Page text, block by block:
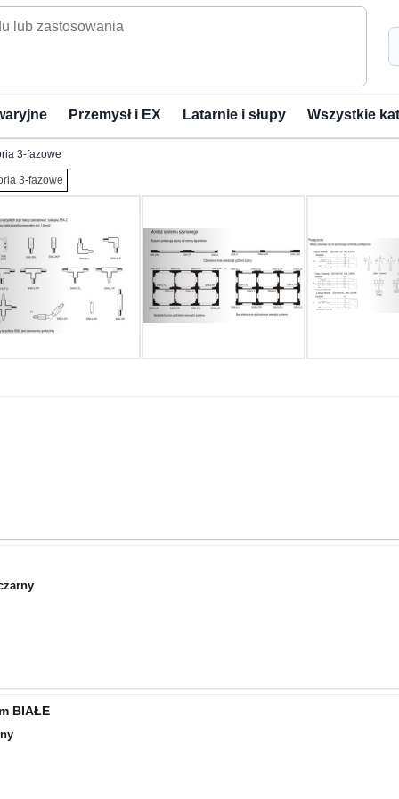
Przemysł i EX Latarnie i słupy Wszystkie
3-fazowe
3-fazowe
BIAŁE